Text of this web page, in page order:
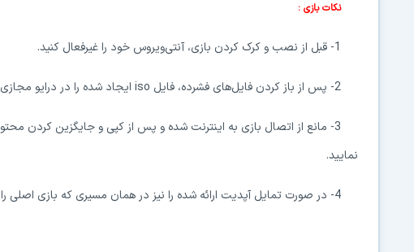
نکات بازی :
1- قبل از نصب و کرک کردن بازی، آنتی‌ویروس خود را غیرفعال کنید.
2- پس از باز کردن فایل ‌های ‌ فشرده، فایل iso ایجاد شده را در درایو مجازی
3- مانع از اتصال بازی به اینترنت شده و پس از کپی و جایگزین کردن محتویات پوشه‌ی
نمایید.
4- در صورت تمایل آپدیت ارائه شده را نیز در همان مسیری که بازی اصلی را نصب نموده‌اید، نصب و کرک کنید.